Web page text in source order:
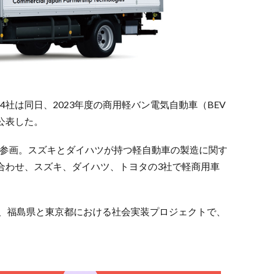
は同日、2023年度の商用軽バン電気自動車（BEV
した。
画。スズキとダイハツが持つ軽自動車の製造に関す
せ、スズキ、ダイハツ、トヨタの3社で軽商用車
島県と東京都における社会実装プロジェクトで、